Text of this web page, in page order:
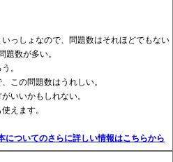
っしょなので、問題数はそれほどでもない
数が多い。
。
この問題数はうれしい。
いいかもしれない。
えます。
についてのさらに詳しい情報はこちらから